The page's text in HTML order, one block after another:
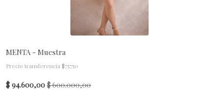
MENTA - Muestra
Precio transferencia $75750
$ 94.600,00 $ 600.000,00